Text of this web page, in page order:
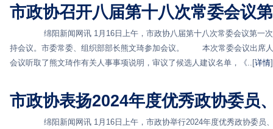
市政协召开八届第十八次常委会议
绵阳新闻网讯 1月16日上午，市政协八届第十八次常委会议第一次
持会议。市委常委、组织部部长熊文琦参加会议。 本次常委会议出
会议听取了熊文琦作有关人事事项说明，审议了候选人建议名单，《..[详情]
市政协表扬2024年度优秀政协委员
绵阳新闻网讯 1月16日上午，市政协举行2024年度优秀政协委员、